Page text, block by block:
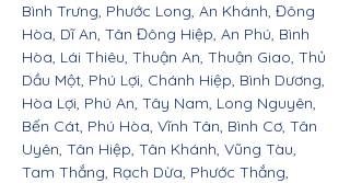
Bình Trưng, Phước Long, An Khánh, Đông
Hòa, Dĩ An, Tân Đông Hiệp, An Phú, Bình
Hòa, Lái Thiêu, Thuận An, Thuận Giao, Thủ
Dầu Một, Phú Lợi, Chánh Hiệp, Bình Dương,
Hòa Lợi, Phú An, Tây Nam, Long Nguyên,
Bến Cát, Phú Hòa, Vĩnh Tân, Bình Cơ, Tân
Uyên, Tân Hiệp, Tân Khánh, Vũng Tàu,
Tam Thắng, Rạch Dừa, Phước Thắng,